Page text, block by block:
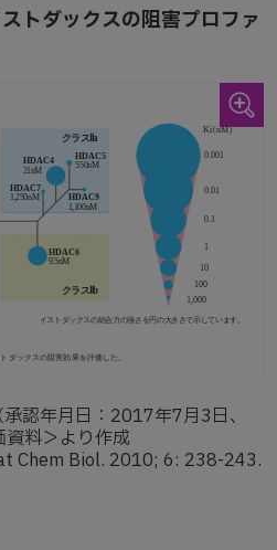
トダックスの阻害プロファ
認年月日：2017年7月3日、
料＞より作成
Chem Biol. 2010; 6: 238-243.